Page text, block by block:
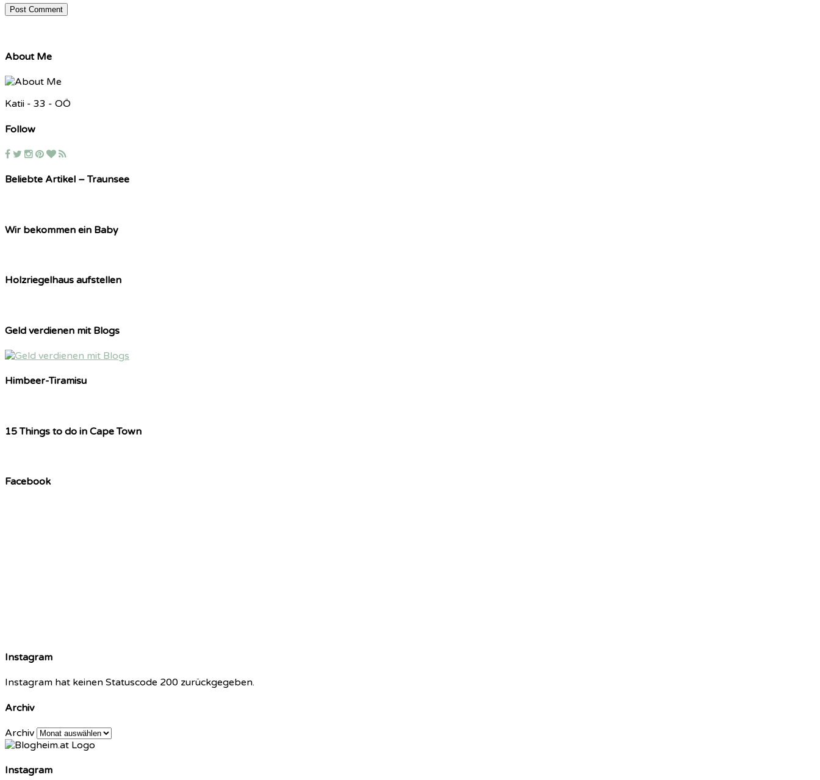
About Me
Katii - 33 - OÖ
Follow
Beliebte Artikel – Traunsee
Wir bekommen ein Baby
Holzriegelhaus aufstellen
Geld verdienen mit Blogs
Himbeer-Tiramisu
15 Things to do in Cape Town
Facebook
Instagram
Instagram hat keinen Statuscode 200 zurückgegeben.
Archiv
Archiv
Instagram